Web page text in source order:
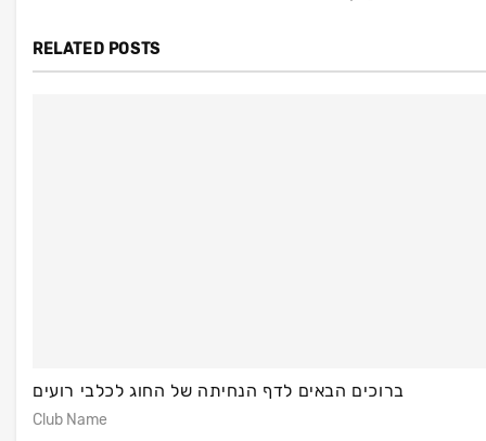
RELATED POSTS
ברוכים הבאים לדף הנחיתה של החוג לכלבי רועים
Club Name